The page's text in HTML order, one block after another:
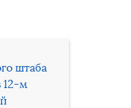
штаба
12-м